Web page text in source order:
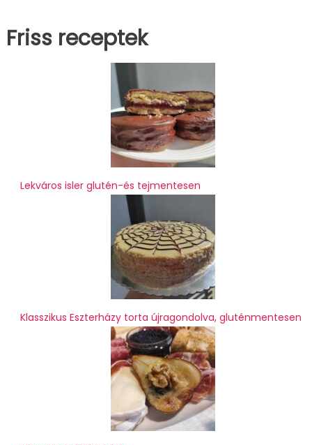
Friss receptek
Lekváros isler glutén-és tejmentesen
Klasszikus Eszterházy torta újragondolva, gluténmentesen